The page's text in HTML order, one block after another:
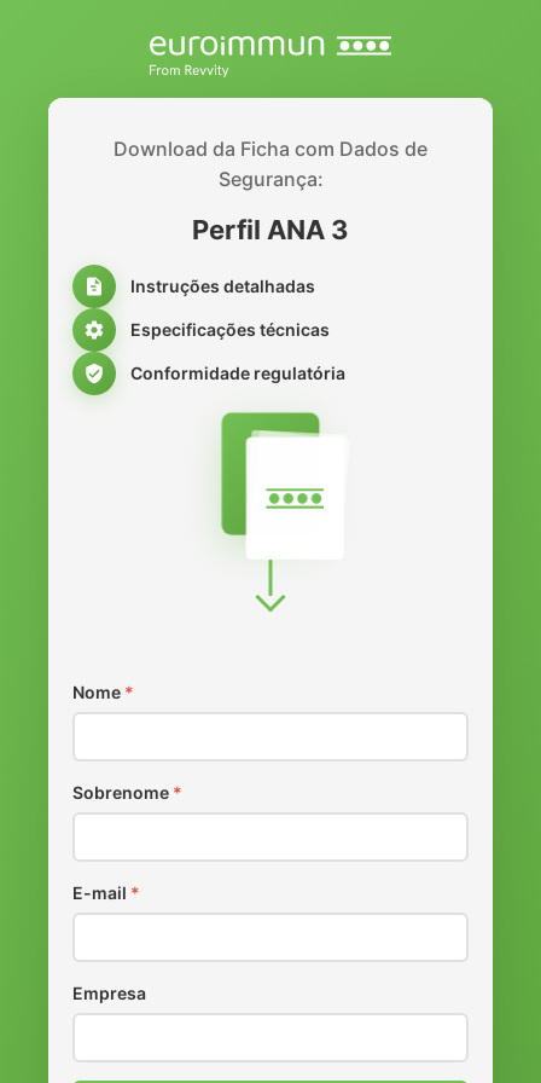
Download da Ficha com Dados de
Segurança:
Perfil ANA 3
Instruções detalhadas
Especificações técnicas
Conformidade regulatória
Nome *
Sobrenome *
E-mail *
Empresa